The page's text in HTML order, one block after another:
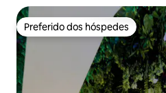
Preferido dos hóspedes
Preferido dos hóspedes